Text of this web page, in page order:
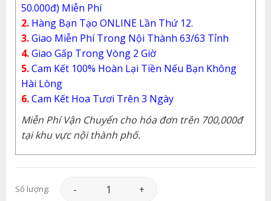
50.000đ) Miễn Phí
2. Hàng Bạn Tạo ONLINE Lần Thứ 12.
3.Giao Miễn Phí Trong Nội Thành 63/63 Tỉnh
4.Giao Gấp Trong Vòng 2 Giờ
5.Cam Kết 100% Hoàn Lại Tiền Nếu Bạn Không
Hài Lòng
6.Cam Kết Hoa Tươi Trên 3 Ngày
Miễn Phí Vận Chuyển cho hóa đơn trên 700,000đ
tại khu vực nội thành phố.
Số lượng: Lan Hồ Điệp - LHD093 số lượng